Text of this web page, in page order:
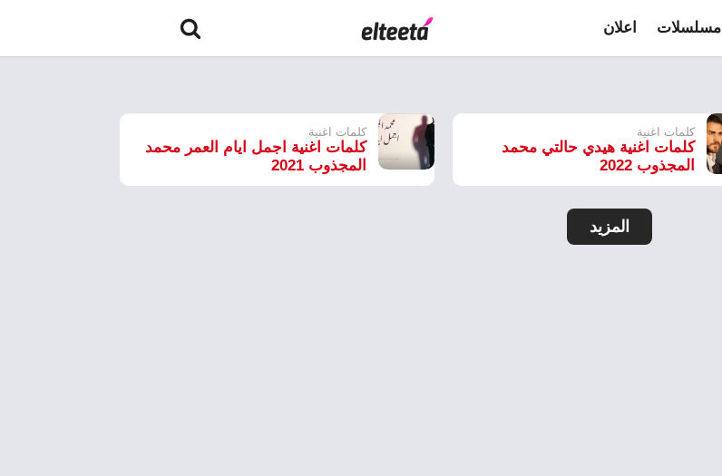
مسلسلات اعلان
كلمات اغنية
كلمات اغنية هيدي حالتي محمد
المجذوب 2022
كلمات اغنية
كلمات اغنية اجمل ايام العمر محمد
المجذوب 2021
المزيد